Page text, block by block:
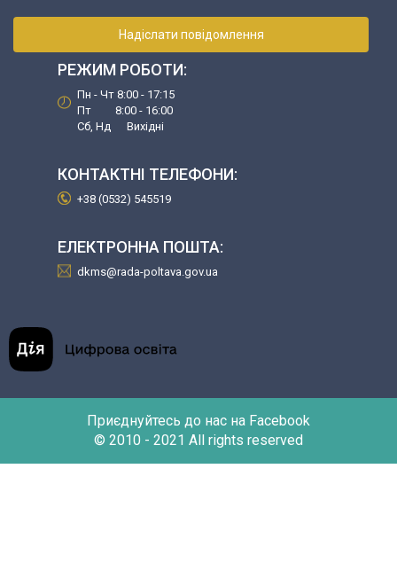
Надіслати повідомлення
РЕЖИМ РОБОТИ:
Пн - Чт 8:00 - 17:15
Пт 8:00 - 16:00
Сб, Нд Вихідні
КОНТАКТНІ ТЕЛЕФОНИ:
+38 (0532) 545519
ЕЛЕКТРОННА ПОШТА:
dkms@rada-poltava.gov.ua
Приєднуйтесь до нас на Facebook
© 2010 - 2021 All rights reserved